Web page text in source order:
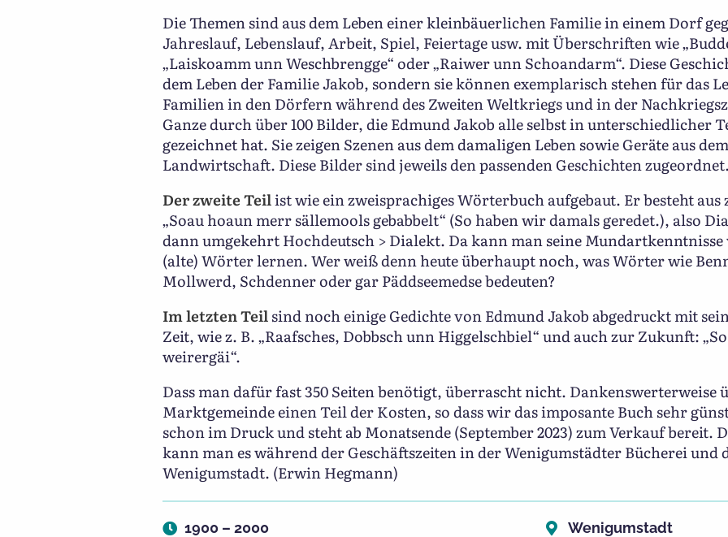
Die Themen sind aus dem Leben einer kleinbäuerlichen Familie in einem Dorf
Jahreslauf, Lebenslauf, Arbeit, Spiel, Feiertage usw. mit Überschriften wie
„Laiskoamm unn Weschbrengge“ oder „Raiwer unn Schoandarm“. Diese
dem Leben der Familie Jakob, sondern sie können exemplarisch stehen für das
Familien in den Dörfern während des Zweiten Weltkriegs und in der
Ganze durch über 100 Bilder, die Edmund Jakob alle selbst in unterschiedlicher
gezeichnet hat. Sie zeigen Szenen aus dem damaligen Leben sowie Geräte aus
Landwirtschaft. Diese Bilder sind jeweils den passenden Geschichten zugeordnet.
Der zweite Teilist wie ein zweisprachiges Wörterbuch aufgebaut. Er besteht
„Soau hoaun merr sällemools gebabbelt“ (So haben wir damals geredet.), also
dann umgekehrt Hochdeutsch > Dialekt. Da kann man seine
(alte) Wörter lernen. Wer weiß denn heute überhaupt noch, was Wörter wie
Mollwerd, Schdenner oder gar Päddseemedse bedeuten?
Im letzten Teilsind noch einige Gedichte von Edmund Jakob abgedruckt mit
Zeit, wie z. B. „Raafsches, Dobbsch unn Higgelschbiel“ und auch zur Zukunft:
weirergäi“.
Dass man dafür fast 350 Seiten benötigt, überrascht nicht. Dankenswerterweise
Marktgemeinde einen Teil der Kosten, so dass wir das imposante Buch sehr
schon im Druck und steht ab Monatsende (September 2023) zum Verkauf bereit.
kann man es während der Geschäftszeiten in der Wenigumstädter Bücherei und
Wenigumstadt. (Erwin Hegmann)
1900 – 2000
Wenigumstadt